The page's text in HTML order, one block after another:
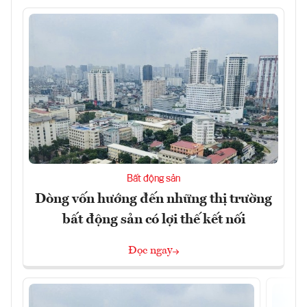
Bất động sản
Dòng vốn hướng đến những thị trường
bất động sản có lợi thế kết nối
Đọc ngay